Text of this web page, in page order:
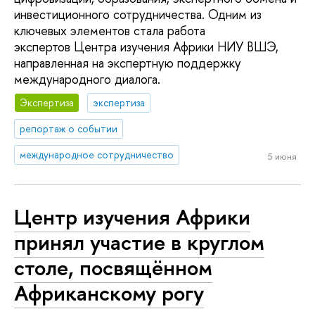
инвестиционного сотрудничества. Одним из
ключевых элементов стала работа
экспертов Центра изучения Африки НИУ ВШЭ,
направленная на экспертную поддержку
международного диалога.
Экспертиза
экспертиза
репортаж о событии
международное сотрудничество
5 июня
Центр изучения Африки
принял участие в круглом
столе, посвящённом
Африканскому рогу